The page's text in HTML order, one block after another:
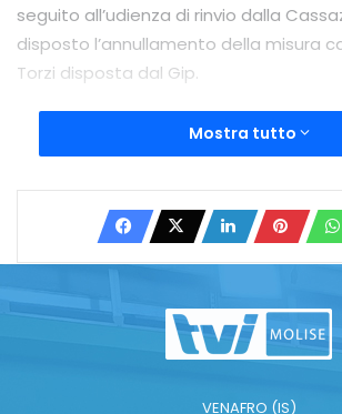
seguito all’udienza di rinvio dalla
disposto l’annullamento della misura
Torzi disposta dal Gip.
GIANLUIGI TORZI
RICICLAGGIO
TINVIO
TRIBUNALE
Copy URL
Mostra tutto
VENAFRO (IS)